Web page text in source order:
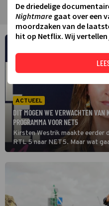
ACTUEEL
DIT MOGEN WE VERWACHTEN
PROGRAMMA VOOR NET5
Kirsten Westrik maakte eerder
RTL 5 naar NET5. Maar wat
De driedelige
Nightmare gaat over een
moordzaken van de
hit op Netflix. Wij